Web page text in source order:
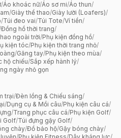
/Áo khoác nữ/Áo sơ mi/Áo thun/
/Giày thể thao/Giày lười (Loafers)/
/Túi đeo vai/Túi Tote/Ví tiền/
Đồng hồ thời trang/
ngoài trời/Phụ kiện đồng hồ/
kiện tóc/Phụ kiện thời trang nhỏ/
/Găng tay/Phụ kiện theo mùa/
hộ chiếu/Sắp xếp hành lý/
ngày nhỏ gọn
trại/Đèn lồng & Chiếu sáng/
/Dụng cụ & Mồi câu/Phụ kiện câu cá/
/Trang phục câu cá/Phụ kiện Golf/
Golf/Túi đựng gậy Golf/
chày/Đồ bảo hộ/Gậy bóng chày/